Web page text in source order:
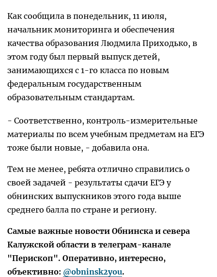
Как сообщила в понедельник, 11 июля,
начальник мониторинга и обеспечения
качества образования Людмила Приходько, в
этом году был первый выпуск детей,
занимающихся с 1-го класса по новым
федеральным государственным
образовательным стандартам.
- Соответственно, контроль-измерительные
материалы по всем учебным предметам на ЕГЭ
тоже были новые, - добавила она.
Тем не менее, ребята отлично справились о
своей задачей - результаты сдачи ЕГЭ у
обнинских выпускников этого года выше
среднего балла по стране и региону.
Самые важные новости Обнинска и севера
Калужской области в телеграм-канале
"Перископ". Оперативно, интересно,
объективно: @obninsk2you.